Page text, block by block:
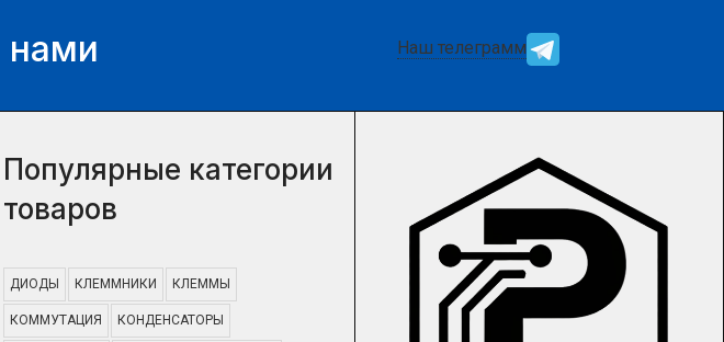
нами Наш телеграмм
Популярные категории
товаров
ДИОДЫ КЛЕММНИКИ КЛЕММЫ
КОММУТАЦИЯ КОНДЕНСАТОРЫ